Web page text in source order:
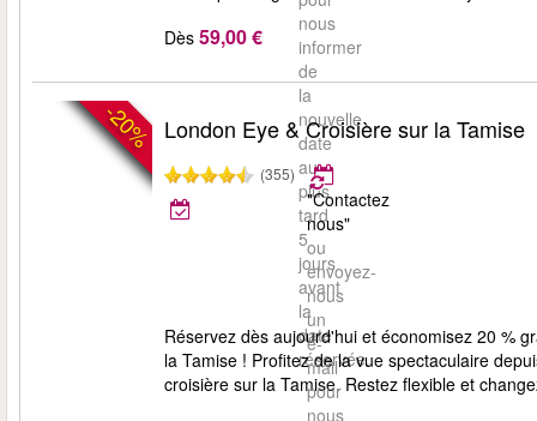
nous
informer
de
la
nouvelle
date
au
plus
tard
5
jours
avant
la
date
réservée.
Dès 59,00 €
-20% London Eye & Croisière sur la Tamise
(355)
"Contactez
nous"
ou
envoyez-
nous
un
e-
mail
pour
nous
Réservez dès aujourd'hui et économisez 20 %
la Tamise ! Profitez de la vue spectaculaire
croisière sur la Tamise. Restez flexible et